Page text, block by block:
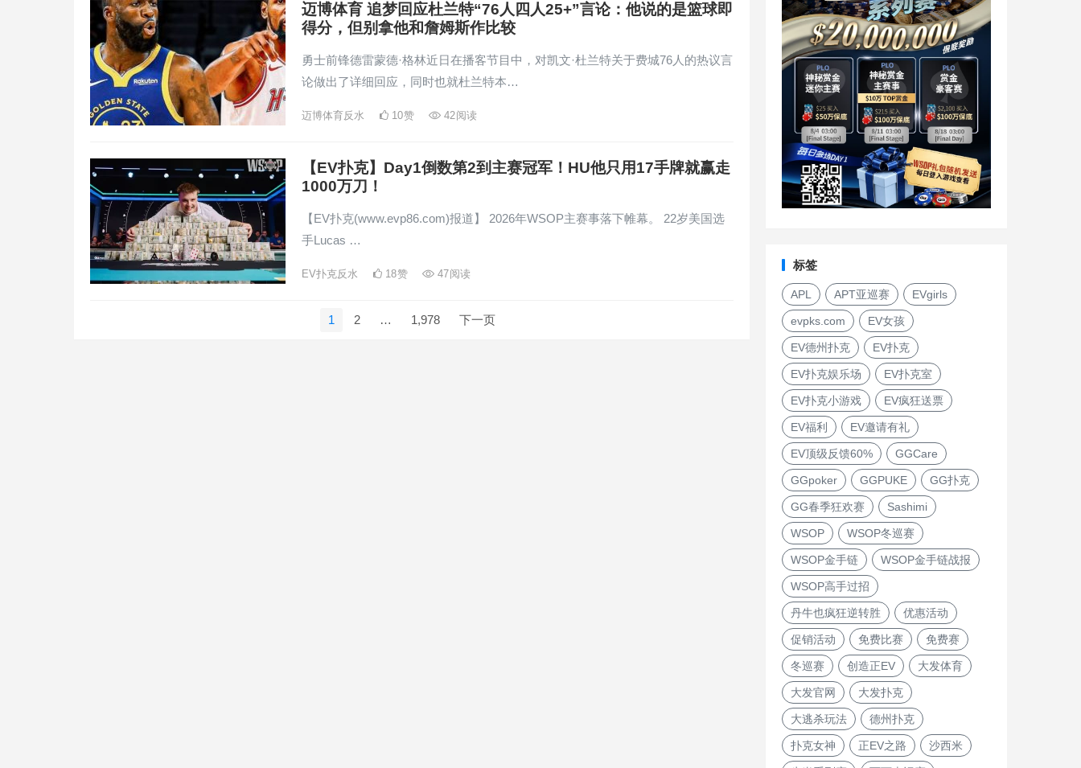
迈博体育 追梦回应杜兰特“76人四人25+”言论：他说的是篮球即
得分，但别拿他和詹姆斯作比较
勇士前锋德雷蒙德·格林近日在播客节目中，对凯文·杜兰特关于费城76人的热议言
论做出了详细回应，同时也就杜兰特本…
迈博体育反水 10赞 42阅读
【EV扑克】Day1倒数第2到主赛冠军！HU他只用17手牌就赢走
1000万刀！
【EV扑克(www.evp86.com)报道】 2026年WSOP主赛事落下帷幕。 22岁美国选
手Lucas …
EV扑克反水 18赞 47阅读
1 2 … 1,978 下一页
标签
APL APT亚巡赛 EVgirls
evpks.com EV女孩
EV德州扑克 EV扑克
EV扑克娱乐场 EV扑克室
EV扑克小游戏 EV疯狂送票
EV福利 EV邀请有礼
EV顶级反馈60% GGCare
GGpoker GGPUKE GG扑克
GG春季狂欢赛 Sashimi
WSOP WSOP冬巡赛
WSOP金手链 WSOP金手链战报
WSOP高手过招
丹牛也疯狂逆转胜 优惠活动
促销活动 免费比赛 免费赛
冬巡赛 创造正EV 大发体育
大发官网 大发扑克
大逃杀玩法 德州扑克
扑克女神 正EV之路 沙西米